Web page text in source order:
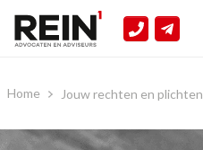
Home Jouw rechten en plichten